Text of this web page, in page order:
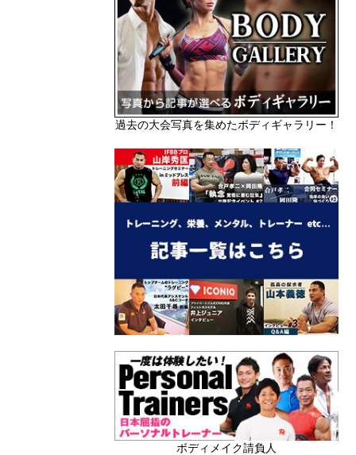
過去の大会写真を集めたボディギャラリー！
ボディメイク請負人